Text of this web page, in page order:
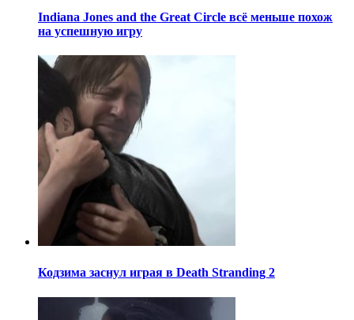
Indiana Jones and the Great Circle всё меньше похож
на успешную игру
Кодзима заснул играя в Death Stranding 2